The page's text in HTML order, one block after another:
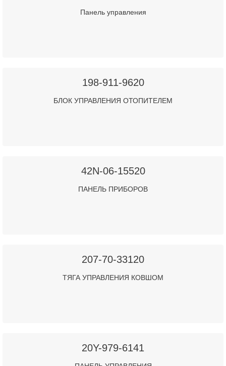
Панель управления
198-911-9620
БЛОК УПРАВЛЕНИЯ ОТОПИТЕЛЕМ
42N-06-15520
ПАНЕЛЬ ПРИБОРОВ
207-70-33120
ТЯГА УПРАВЛЕНИЯ КОВШОМ
20Y-979-6141